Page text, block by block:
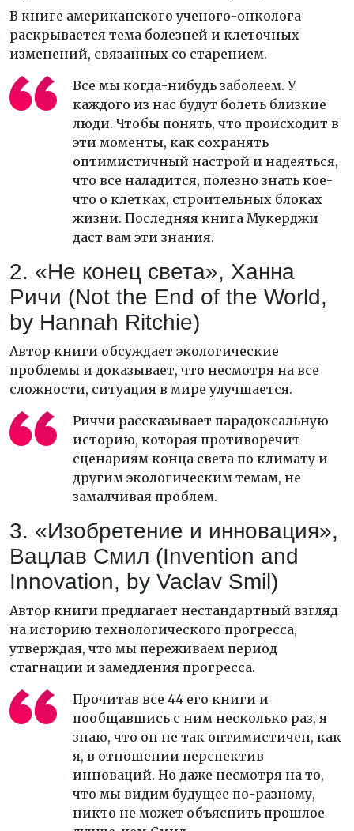
В книге американского ученого-онколога
раскрывается тема болезней и клеточных
изменений, связанных со старением.
Все мы когда-нибудь заболеем. У
каждого из нас будут болеть близкие
люди. Чтобы понять, что происходит в
эти моменты, как сохранять
оптимистичный настрой и надеяться,
что все наладится, полезно знать кое-
что о клетках, строительных блоках
жизни. Последняя книга Мукерджи
даст вам эти знания.
2. «Не конец света», Ханна
Ричи (Not the End of the World,
by Hannah Ritchie)
Автор книги обсуждает экологические
проблемы и доказывает, что несмотря на все
сложности, ситуация в мире улучшается.
Риччи рассказывает парадоксальную
историю, которая противоречит
сценариям конца света по климату и
другим экологическим темам, не
замалчивая проблем.
3. «Изобретение и инновация»,
Вацлав Смил (Invention and
Innovation, by Vaclav Smil)
Автор книги предлагает нестандартный взгляд
на историю технологического прогресса,
утверждая, что мы переживаем период
стагнации и замедления прогресса.
Прочитав все 44 его книги и
пообщавшись с ним несколько раз, я
знаю, что он не так оптимистичен, как
я, в отношении перспектив
инноваций. Но даже несмотря на то,
что мы видим будущее по-разному,
никто не может объяснить прошлое